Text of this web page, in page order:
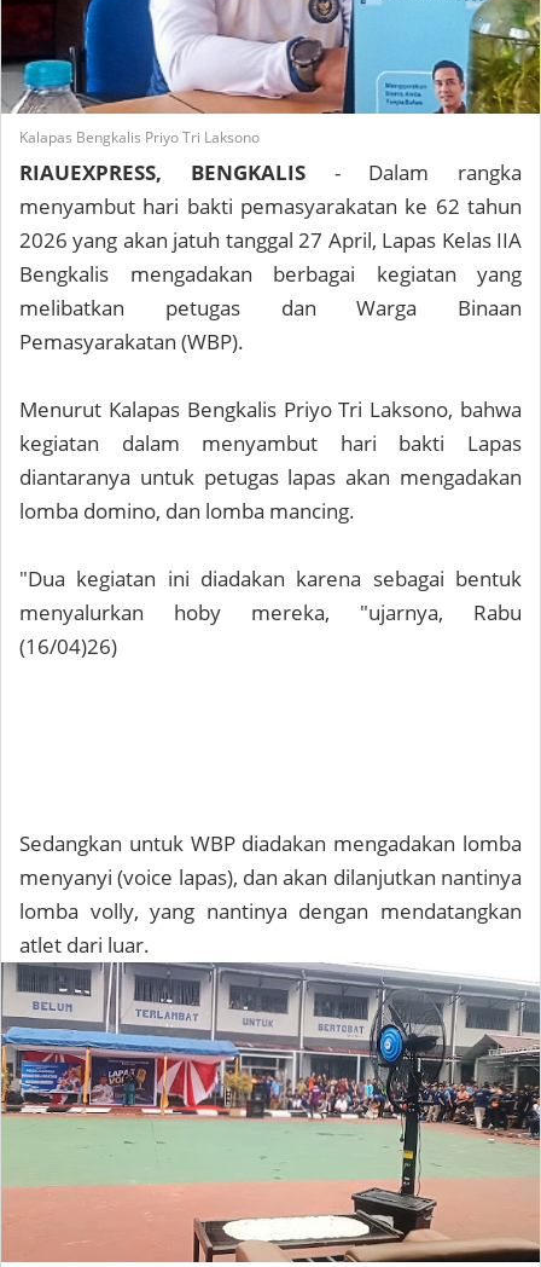
Kalapas Bengkalis Priyo Tri Laksono
RIAUEXPRESS, BENGKALIS- Dalam rangka
menyambut hari bakti pemasyarakatan ke 62 tahun
2026 yang akan jatuh tanggal 27 April, Lapas Kelas IIA
Bengkalis mengadakan berbagai kegiatan yang
melibatkan petugas dan Warga Binaan
Pemasyarakatan (WBP).
Menurut Kalapas Bengkalis Priyo Tri Laksono, bahwa
kegiatan dalam menyambut hari bakti Lapas
diantaranya untuk petugas lapas akan mengadakan
lomba domino, dan lomba mancing.
"Dua kegiatan ini diadakan karena sebagai bentuk
menyalurkan hoby mereka, "ujarnya, Rabu
(16/04)26)
Sedangkan untuk WBP diadakan mengadakan lomba
menyanyi (voice lapas), dan akan dilanjutkan nantinya
lomba volly, yang nantinya dengan mendatangkan
atlet dari luar.